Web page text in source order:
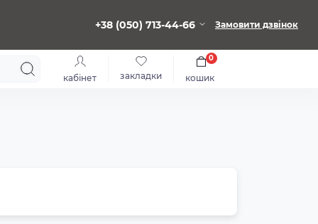
+38 (050) 713-44-66 Замовити дзвінок
кабінет закладки кошик
0